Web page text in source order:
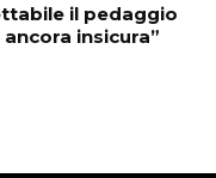
il pedaggio
insicura”